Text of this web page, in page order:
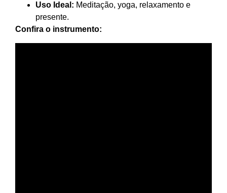
Uso Ideal: Meditação, yoga, relaxamento e
presente.
Confira o instrumento: